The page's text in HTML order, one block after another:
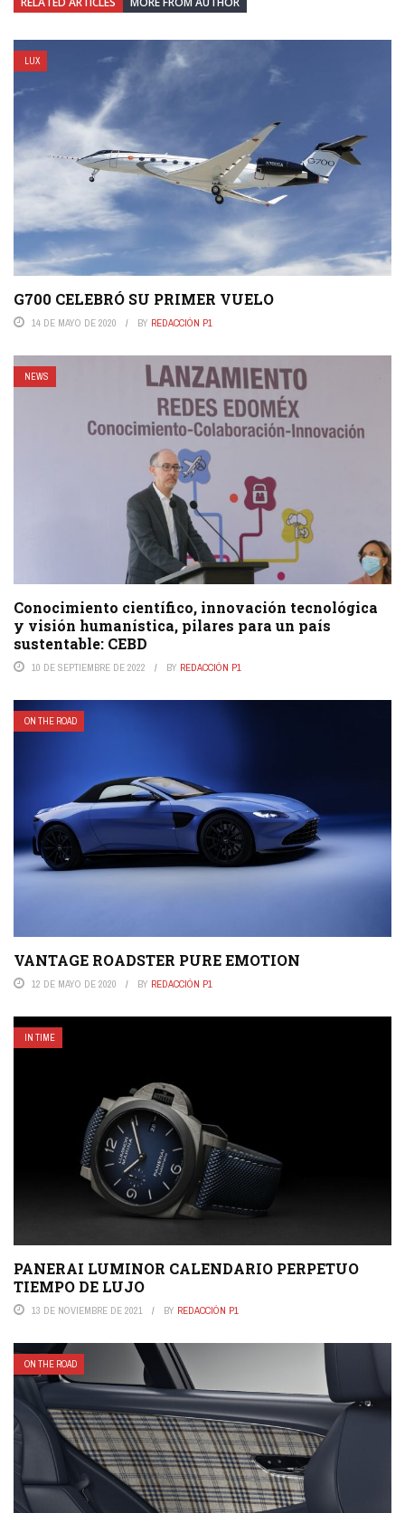
LUX
G700 CELEBRÓ SU PRIMER VUELO
14 DE MAYO DE 2020 BY REDACCIÓN P1
NEWS
Conocimiento científico, innovación tecnológica
y visión humanística, pilares para un país
sustentable: CEBD
10 DE SEPTIEMBRE DE 2022 BY REDACCIÓN P1
ON THE ROAD
VANTAGE ROADSTER PURE EMOTION
12 DE MAYO DE 2020 BY REDACCIÓN P1
IN TIME
PANERAI LUMINOR CALENDARIO PERPETUO
TIEMPO DE LUJO
13 DE NOVIEMBRE DE 2021 BY REDACCIÓN P1
ON THE ROAD